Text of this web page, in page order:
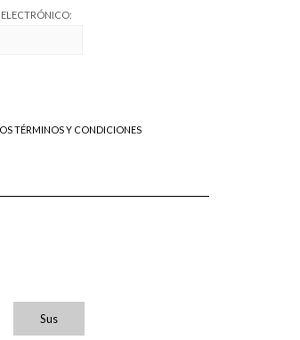
TÉRMINOS Y CONDICIONES
Sus